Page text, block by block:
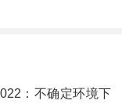
：不确定环境下